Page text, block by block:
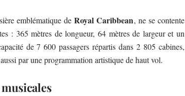
emblématique deRoyal Caribbean, ne se contente
: 365 mètres de longueur, 64 mètres de largeur et un
de 7 600 passagers répartis dans 2 805 cabines,
par une programmation artistique de haut vol.